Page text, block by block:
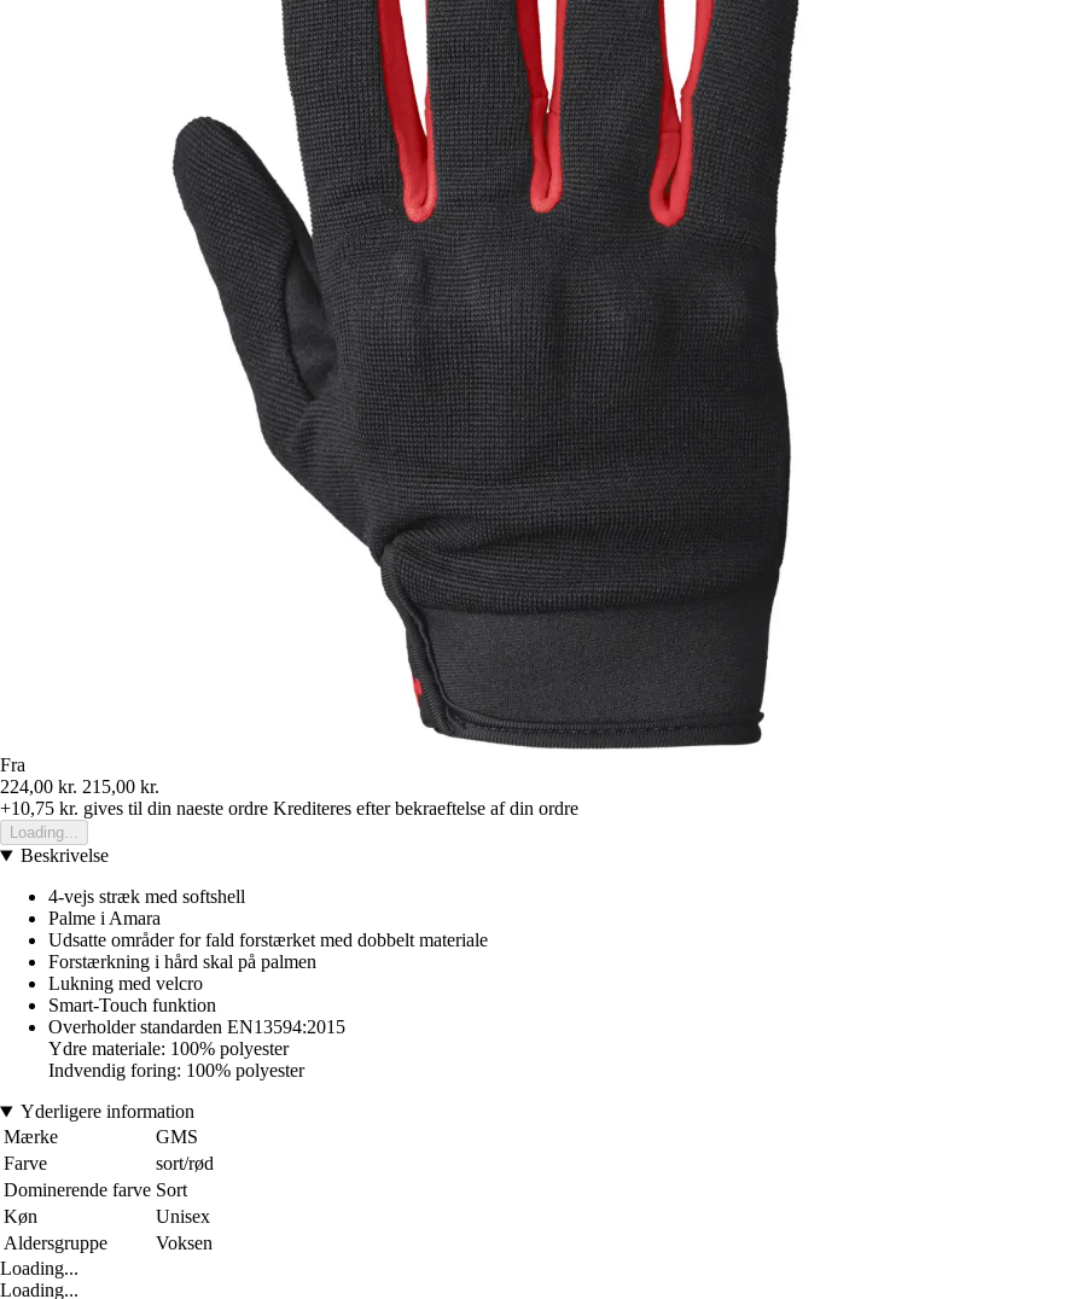
Fra
224,00 kr. 215,00 kr.
+10,75 kr. gives til din naeste ordre Krediteres efter bekraeftelse af din ordre
Loading...
Beskrivelse
4-vejs stræk med softshell
Palme i Amara
Udsatte områder for fald forstærket med dobbelt materiale
Forstærkning i hård skal på palmen
Lukning med velcro
Smart-Touch funktion
Overholder standarden EN13594:2015
Ydre materiale: 100% polyester
Indvendig foring: 100% polyester
Yderligere information
Mærke
GMS
Farve
sort/rød
Dominerende farve Sort
Køn
Unisex
Aldersgruppe
Voksen
Loading...
Loading...